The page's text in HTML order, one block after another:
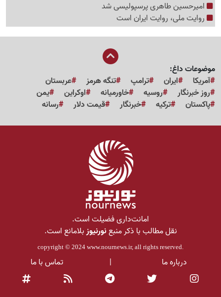
امیرحسین طاهری پرسپولیسی شد
روایت ملی، روایت ایران است
موضوعات داغ:
آمریکا
ایران ترامپ تنگه هرمز
عربستان
روز خبرنگار
روسیه خاورمیانه اوکراین
یمن
پاکستان
ترکیه خبرنگار قیمت دلار رسانه
امانت‌داری فضیلت است.
نقل مطالب با ذکر منبعنورنیوزبلامانع است.
copyright © 2024 www.nournews.ir, all rights reserved.
درباره ما | تماس با ما